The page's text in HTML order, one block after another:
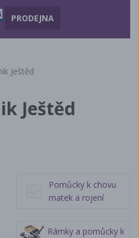
PRODEJNA
Ještěd
Ještěd
Pomůcky k chovu
matek a rojení
Rámky a pomůcky k